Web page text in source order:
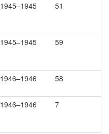
1945–1945 51
1945–1945 59
1946–1946 58
1946–1946 7